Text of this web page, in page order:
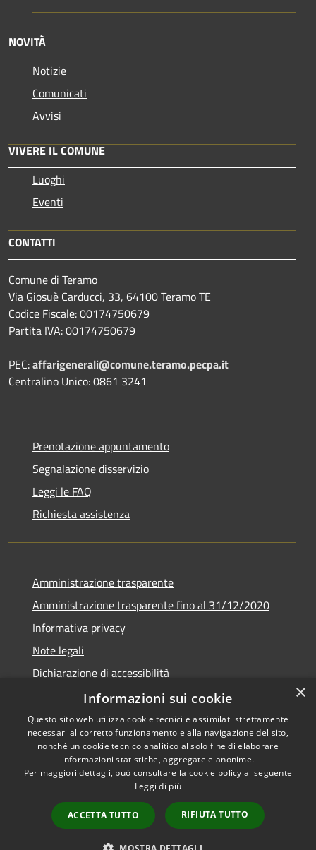
NOVITÀ
Notizie
Comunicati
Avvisi
VIVERE IL COMUNE
Luoghi
Eventi
CONTATTI
Comune di Teramo
Via Giosuè Carducci, 33, 64100 Teramo TE
Codice Fiscale: 00174750679
Partita IVA: 00174750679
PEC:affarigenerali@comune.teramo.pecpa.it
Centralino Unico: 0861 3241
Prenotazione appuntamento
Segnalazione disservizio
Leggi le FAQ
Richiesta assistenza
Amministrazione trasparente
Amministrazione trasparente fino al 31/12/2020
Informativa privacy
Note legali
Dichiarazione di accessibilità
Accessibilità
Privacy
Mappa del sito
Area riservata ai
Copyright © 2026 • Comune di
Teramo • Powered by
Municipium• Accesso
×
Informazioni sui cookie
Questo sito web utilizza cookie tecnici e assimilati strettamente
necessari al corretto funzionamento e alla navigazione del sito,
nonché un cookie tecnico analitico al solo fine di elaborare
informazioni statistiche, aggregate e anonime.
Per maggiori dettagli, può consultare la cookie policy al seguente
Leggi di più
ACCETTA TUTTO RIFIUTA TUTTO